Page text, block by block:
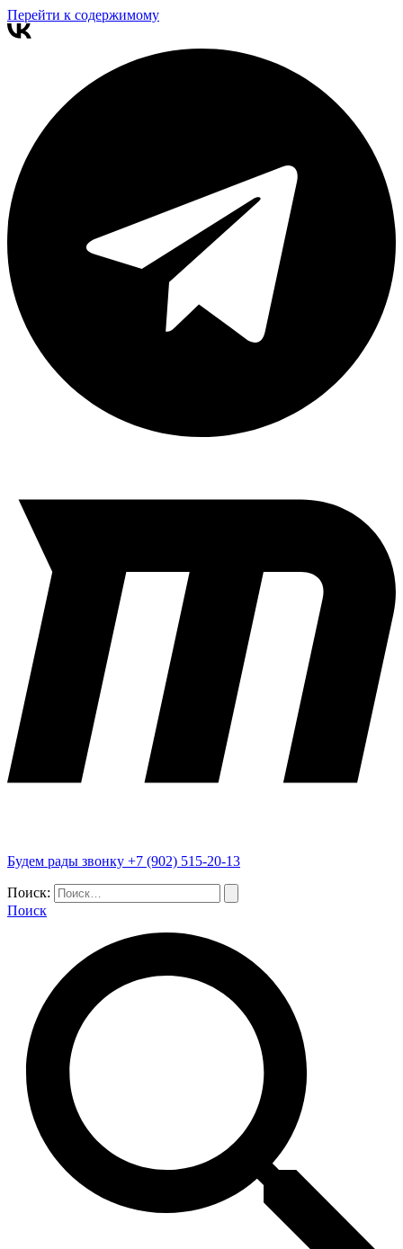
Перейти к содержимому
Будем рады звонку +7 (902) 515-20-13
Поиск:
Поиск